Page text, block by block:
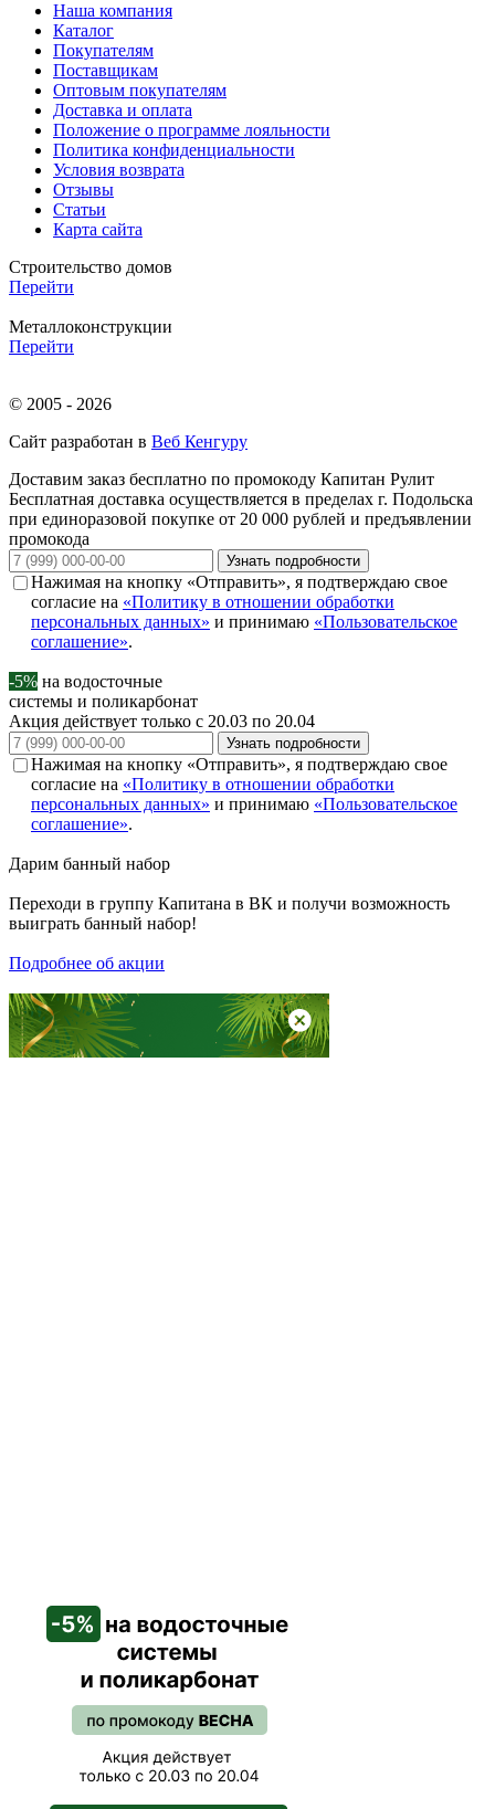
Наша компания
Каталог
Покупателям
Поставщикам
Оптовым покупателям
Доставка и оплата
Положение о программе лояльности
Политика конфиденциальности
Условия возврата
Отзывы
Статьи
Карта сайта
Строительство домов
Перейти
Металлоконструкции
Перейти
© 2005 - 2026
Сайт разработан в Веб Кенгуру
Доставим заказ бесплатно по промокоду Капитан Рулит
Бесплатная доставка осуществляется в пределах г. Подольска
при единоразовой покупке от 20 000 рублей и предъявлении
промокода
Узнать подробности
Нажимая на кнопку «Отправить», я подтверждаю свое
согласие на «Политику в отношении обработки
персональных данных» и принимаю «Пользовательское
соглашение».
-5% на водосточные
системы и поликарбонат
Акция действует только с 20.03 по 20.04
Узнать подробности
Нажимая на кнопку «Отправить», я подтверждаю свое
согласие на «Политику в отношении обработки
персональных данных» и принимаю «Пользовательское
соглашение».
Дарим банный набор
Переходи в группу Капитана в ВК и получи возможность
выиграть банный набор!
Подробнее об акции